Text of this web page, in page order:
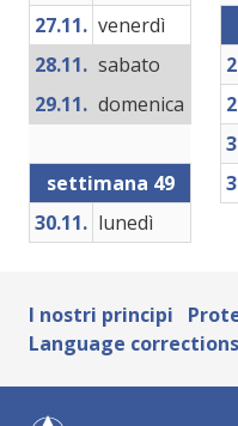
27.11. venerdì
28.11. sabato
29.11. domenica
settimana 49
30.11. lunedì
I nostri principi
Language corrections